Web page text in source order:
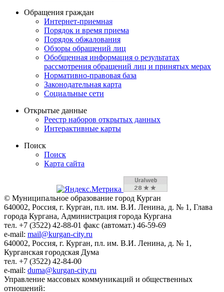
Обращения граждан
Интернет-приемная
Порядок и время приема
Порядок обжалования
Обзоры обращений лиц
Обобщенная информация о результатах
рассмотрения обращений лиц и принятых мерах
Нормативно-правовая база
Законодательная карта
Социальные сети
Открытые данные
Реестр наборов открытых данных
Интерактивные карты
Поиск
Поиск
Карта сайта
© Муниципальное образование город Курган
640002, Россия, г. Курган, пл. им. В.И. Ленина, д. № 1, Глава
города Кургана, Администрация города Кургана
тел. +7 (3522) 42-88-01 факс (автомат.) 46-59-69
e-mail: mail@kurgan-city.ru
640002, Россия, г. Курган, пл. им. В.И. Ленина, д. № 1,
Курганская городская Дума
тел. +7 (3522) 42-84-00
e-mail: duma@kurgan-city.ru
Управление массовых коммуникаций и общественных
отношений: